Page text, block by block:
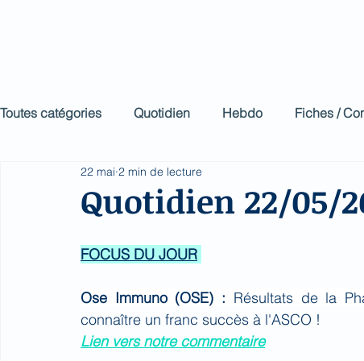
Toutes catégories Quotidien Hebdo Fiches /
Quotidien 22/05/
22 mai 2 min de lecture
FOCUS DU JOUR
Ose Immuno (OSE) : Résultats de la
connaître un franc succès à l'ASCO !
Lien vers notre commentaire